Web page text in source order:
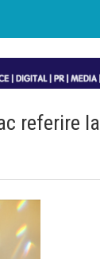
referire la